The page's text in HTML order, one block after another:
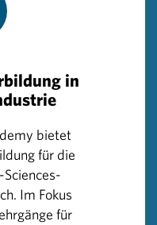
in
bietet
für die
Im Fokus
für